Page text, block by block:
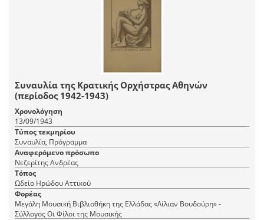
Συναυλία της Κρατικής Ορχήστρας Αθηνών
(περίοδος 1942-1943)
Χρονολόγηση
13/09/1943
Τύπος τεκμηρίου
Συναυλία, Πρόγραμμα
Αναφερόμενο πρόσωπο
Νεζερίτης Ανδρέας
Τόπος
Ωδείο Ηρώδου Αττικού
Φορέας
Μεγάλη Μουσική Βιβλιοθήκη της Ελλάδας «Λίλιαν Βουδούρη» -
Σύλλογος Οι Φίλοι της Μουσικής